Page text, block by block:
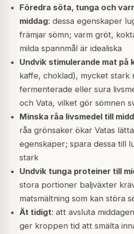
Föredra söta, tunga och
middag: dessa egenskaper
främjar sömn; varm gröt,
milda spannmål är idealiska
Undvik stimulerande mat på
kaffe, choklad), mycket stark
fermenterade eller sura
och Vata, vilket gör sömnen
Minska råa livsmedel till
råa grönsaker ökar Vatas
egenskaper; spara dessa till
stark
Undvik tunga proteiner till
stora portioner baljväxter
matsmältning som kan störa
Ät tidigt: att avsluta
ger kroppen tid att smälta